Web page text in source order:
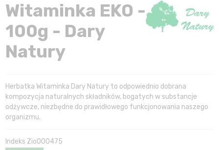
Witaminka EKO -
100g - Dary
Natury
Herbatka Witaminka Dary Natury to odpowiednio dobrana
kompozycja naturalnych składników, bogatych w substancje
odżywcze, niezbędne do prawidłowego funkcjonowania naszego
organizmu.
Indeks Zio000475